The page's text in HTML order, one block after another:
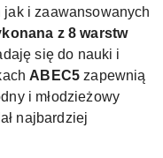
i zaawansowanych
z 8 warstw
się do nauki i
ABEC5zapewnią
i młodzieżowy
najbardziej